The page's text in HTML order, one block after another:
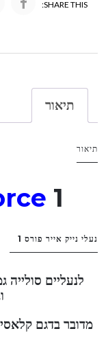
SHARE THIS:
תיאור
תיאור
1
נעלי נייק אייר פורס 1
לנעליים סולייה